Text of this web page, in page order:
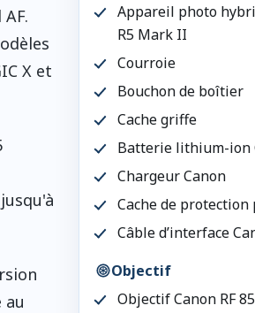
X et
Appareil photo
R5 Mark II
Courroie
Bouchon de boîtier
Cache griffe
Batterie lithium-ion
Chargeur Canon
Cache de
Câble d’interface
Objectif
Objectif Canon RF